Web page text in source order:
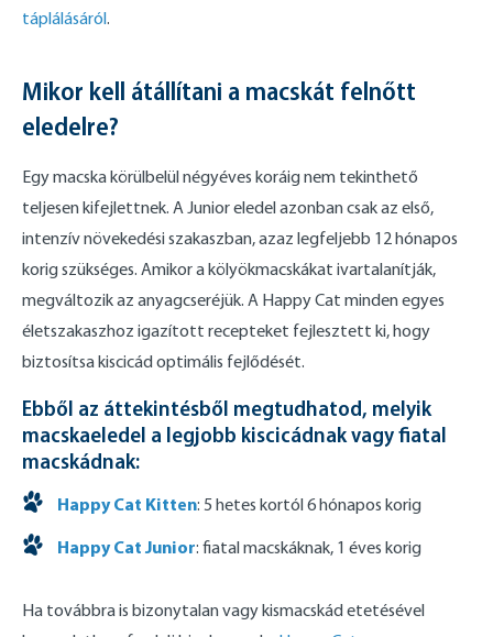
táplálásáról.
Mikor kell átállítani a macskát felnőtt
eledelre?
Egy macska körülbelül négyéves koráig nem tekinthető
teljesen kifejlettnek. A Junior eledel azonban csak az első,
intenzív növekedési szakaszban, azaz legfeljebb 12 hónapos
korig szükséges. Amikor a kölyökmacskákat ivartalanítják,
megváltozik az anyagcseréjük. A Happy Cat minden egyes
életszakaszhoz igazított recepteket fejlesztett ki, hogy
biztosítsa kiscicád optimális fejlődését.
Ebből az áttekintésből megtudhatod, melyik
macskaeledel a legjobb kiscicádnak vagy fiatal
macskádnak:
Happy Cat Kitten: 5 hetes kortól 6 hónapos korig
Happy Cat Junior: fiatal macskáknak, 1 éves korig
Ha továbbra is bizonytalan vagy kismacskád etetésével